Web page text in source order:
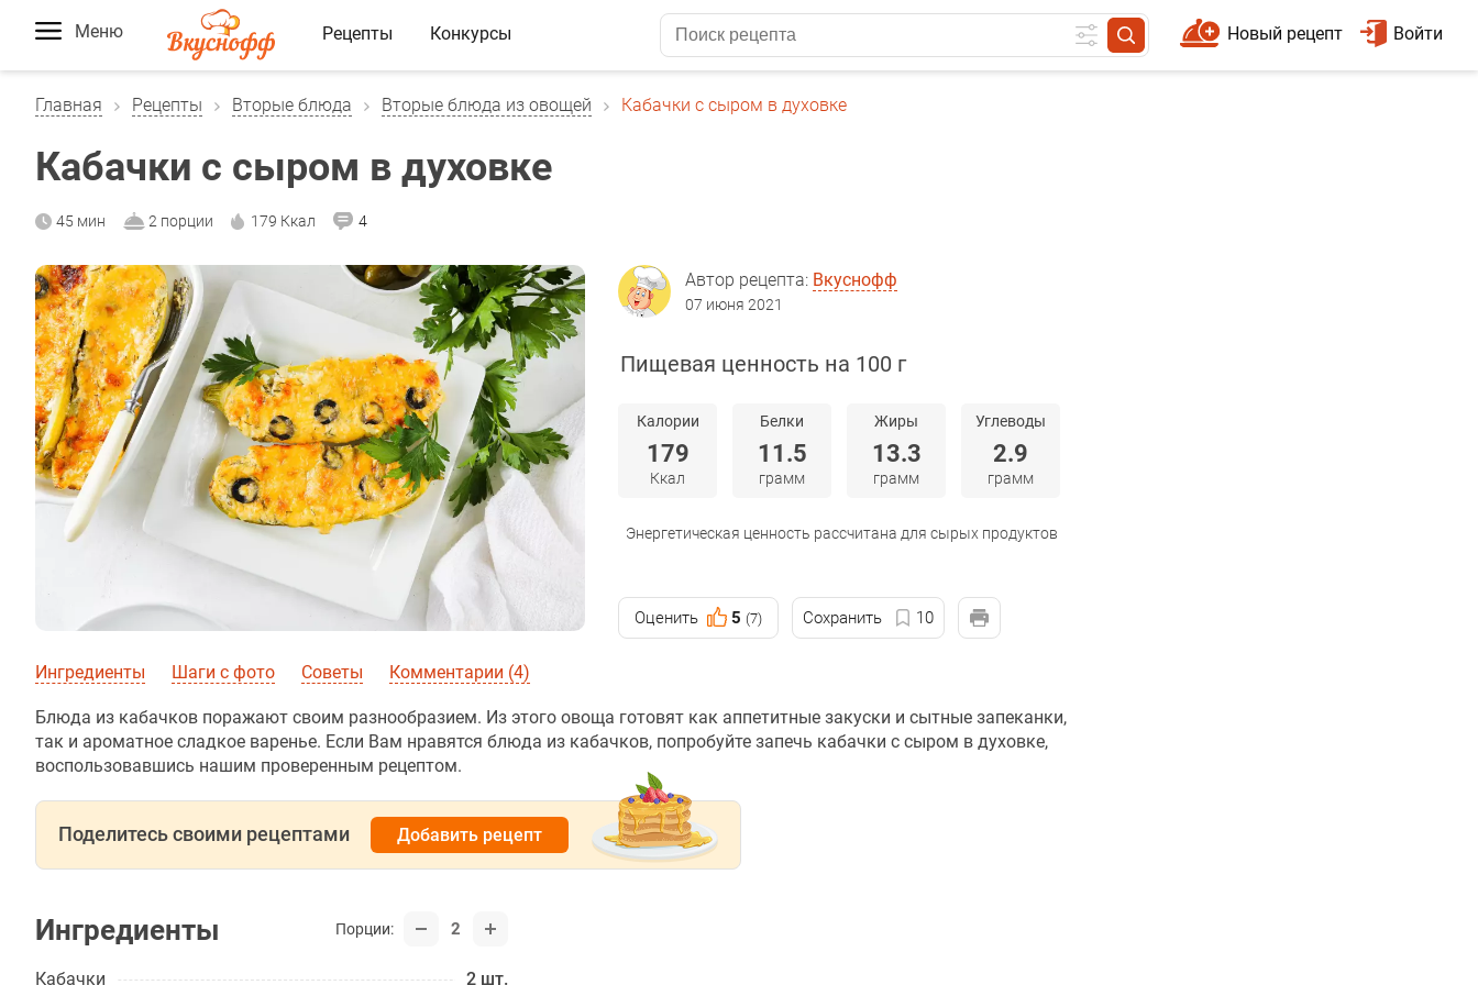
Меню Рецепты Конкурсы Войти
Новый рецепт
Главная Рецепты Вторые блюда Вторые блюда из овощей Кабачки с сыром в духовке
Кабачки с сыром в духовке
45 мин 2 порции 179 Ккал 4
Автор рецепта: Вкуснофф
07 июня 2021
Пищевая ценность на 100 г
Калории
179
Ккал
Белки
11.5
грамм
Жиры
13.3
грамм
Углеводы
2.9
грамм
Энергетическая ценность рассчитана для сырых продуктов
Оценить 5 (7) Сохранить 10
Ингредиенты Шаги с фото Советы Комментарии (4)
Блюда из кабачков поражают своим разнообразием. Из этого овоща готовят как аппетитные закуски и сытные запеканки,
так и ароматное сладкое варенье. Если Вам нравятся блюда из кабачков, попробуйте запечь кабачки с сыром в духовке,
воспользовавшись нашим проверенным рецептом.
Поделитесь своими рецептами Добавить рецепт
Ингредиенты Порции: 2
Кабачки
2 шт.